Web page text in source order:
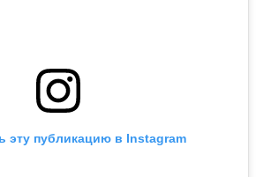
эту публикацию в Instagram